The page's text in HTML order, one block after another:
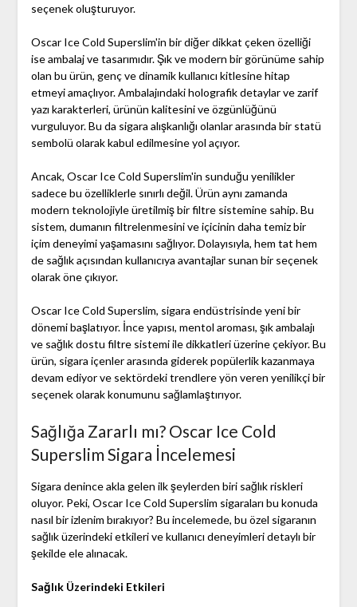
seçenek oluşturuyor.
Oscar Ice Cold Superslim'in bir diğer dikkat çeken özelliği
ise ambalaj ve tasarımıdır. Şık ve modern bir görünüme sahip
olan bu ürün, genç ve dinamik kullanıcı kitlesine hitap
etmeyi amaçlıyor. Ambalajındaki holografik detaylar ve zarif
yazı karakterleri, ürünün kalitesini ve özgünlüğünü
vurguluyor. Bu da sigara alışkanlığı olanlar arasında bir statü
sembolü olarak kabul edilmesine yol açıyor.
Ancak, Oscar Ice Cold Superslim'in sunduğu yenilikler
sadece bu özelliklerle sınırlı değil. Ürün aynı zamanda
modern teknolojiyle üretilmiş bir filtre sistemine sahip. Bu
sistem, dumanın filtrelenmesini ve içicinin daha temiz bir
içim deneyimi yaşamasını sağlıyor. Dolayısıyla, hem tat hem
de sağlık açısından kullanıcıya avantajlar sunan bir seçenek
olarak öne çıkıyor.
Oscar Ice Cold Superslim, sigara endüstrisinde yeni bir
dönemi başlatıyor. İnce yapısı, mentol aroması, şık ambalajı
ve sağlık dostu filtre sistemi ile dikkatleri üzerine çekiyor. Bu
ürün, sigara içenler arasında giderek popülerlik kazanmaya
devam ediyor ve sektördeki trendlere yön veren yenilikçi bir
seçenek olarak konumunu sağlamlaştırıyor.
Sağlığa Zararlı mı? Oscar Ice Cold
Superslim Sigara İncelemesi
Sigara denince akla gelen ilk şeylerden biri sağlık riskleri
oluyor. Peki, Oscar Ice Cold Superslim sigaraları bu konuda
nasıl bir izlenim bırakıyor? Bu incelemede, bu özel sigaranın
sağlık üzerindeki etkileri ve kullanıcı deneyimleri detaylı bir
şekilde ele alınacak.
Sağlık Üzerindeki Etkileri